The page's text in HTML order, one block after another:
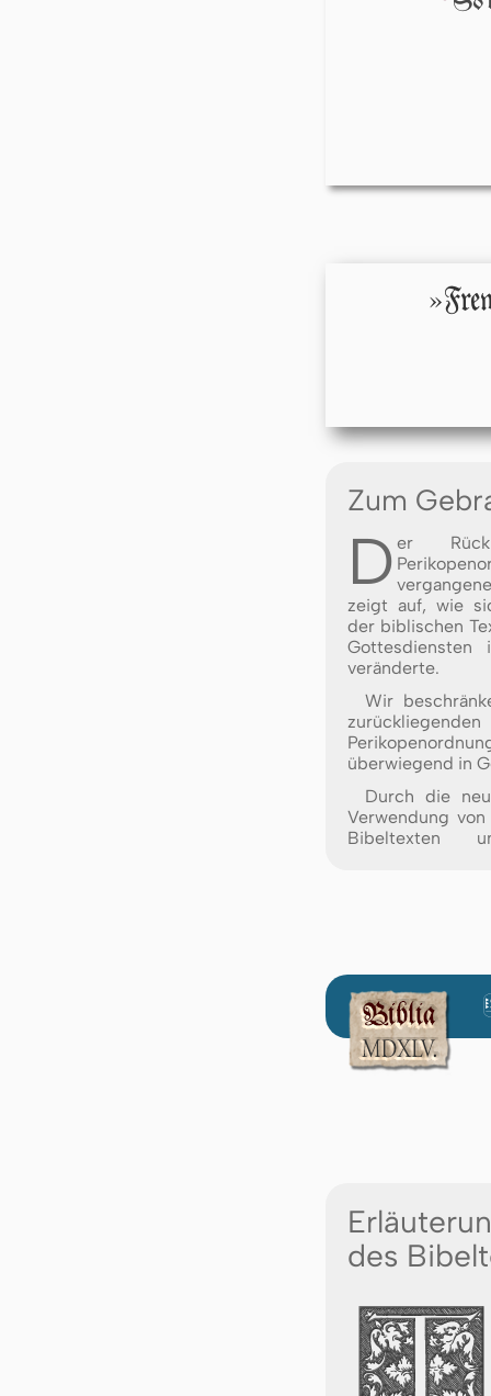
Zum
D er
zeigt auf, wie
der biblischen
veränderte.
Wir
überwiegend in
Durch die
Verwendung von
Bibeltexten
des